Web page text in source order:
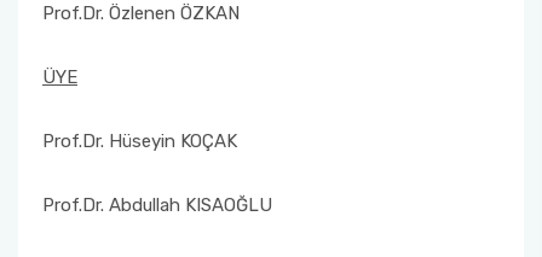
Prof.Dr. Özlenen ÖZKAN
ÜYE
Prof.Dr. Hüseyin KOÇAK
Prof.Dr. Abdullah KISAOĞLU